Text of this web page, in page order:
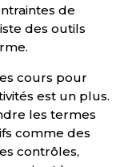
de
des outils
cours pour
est un plus.
les termes
comme des
contrôles,